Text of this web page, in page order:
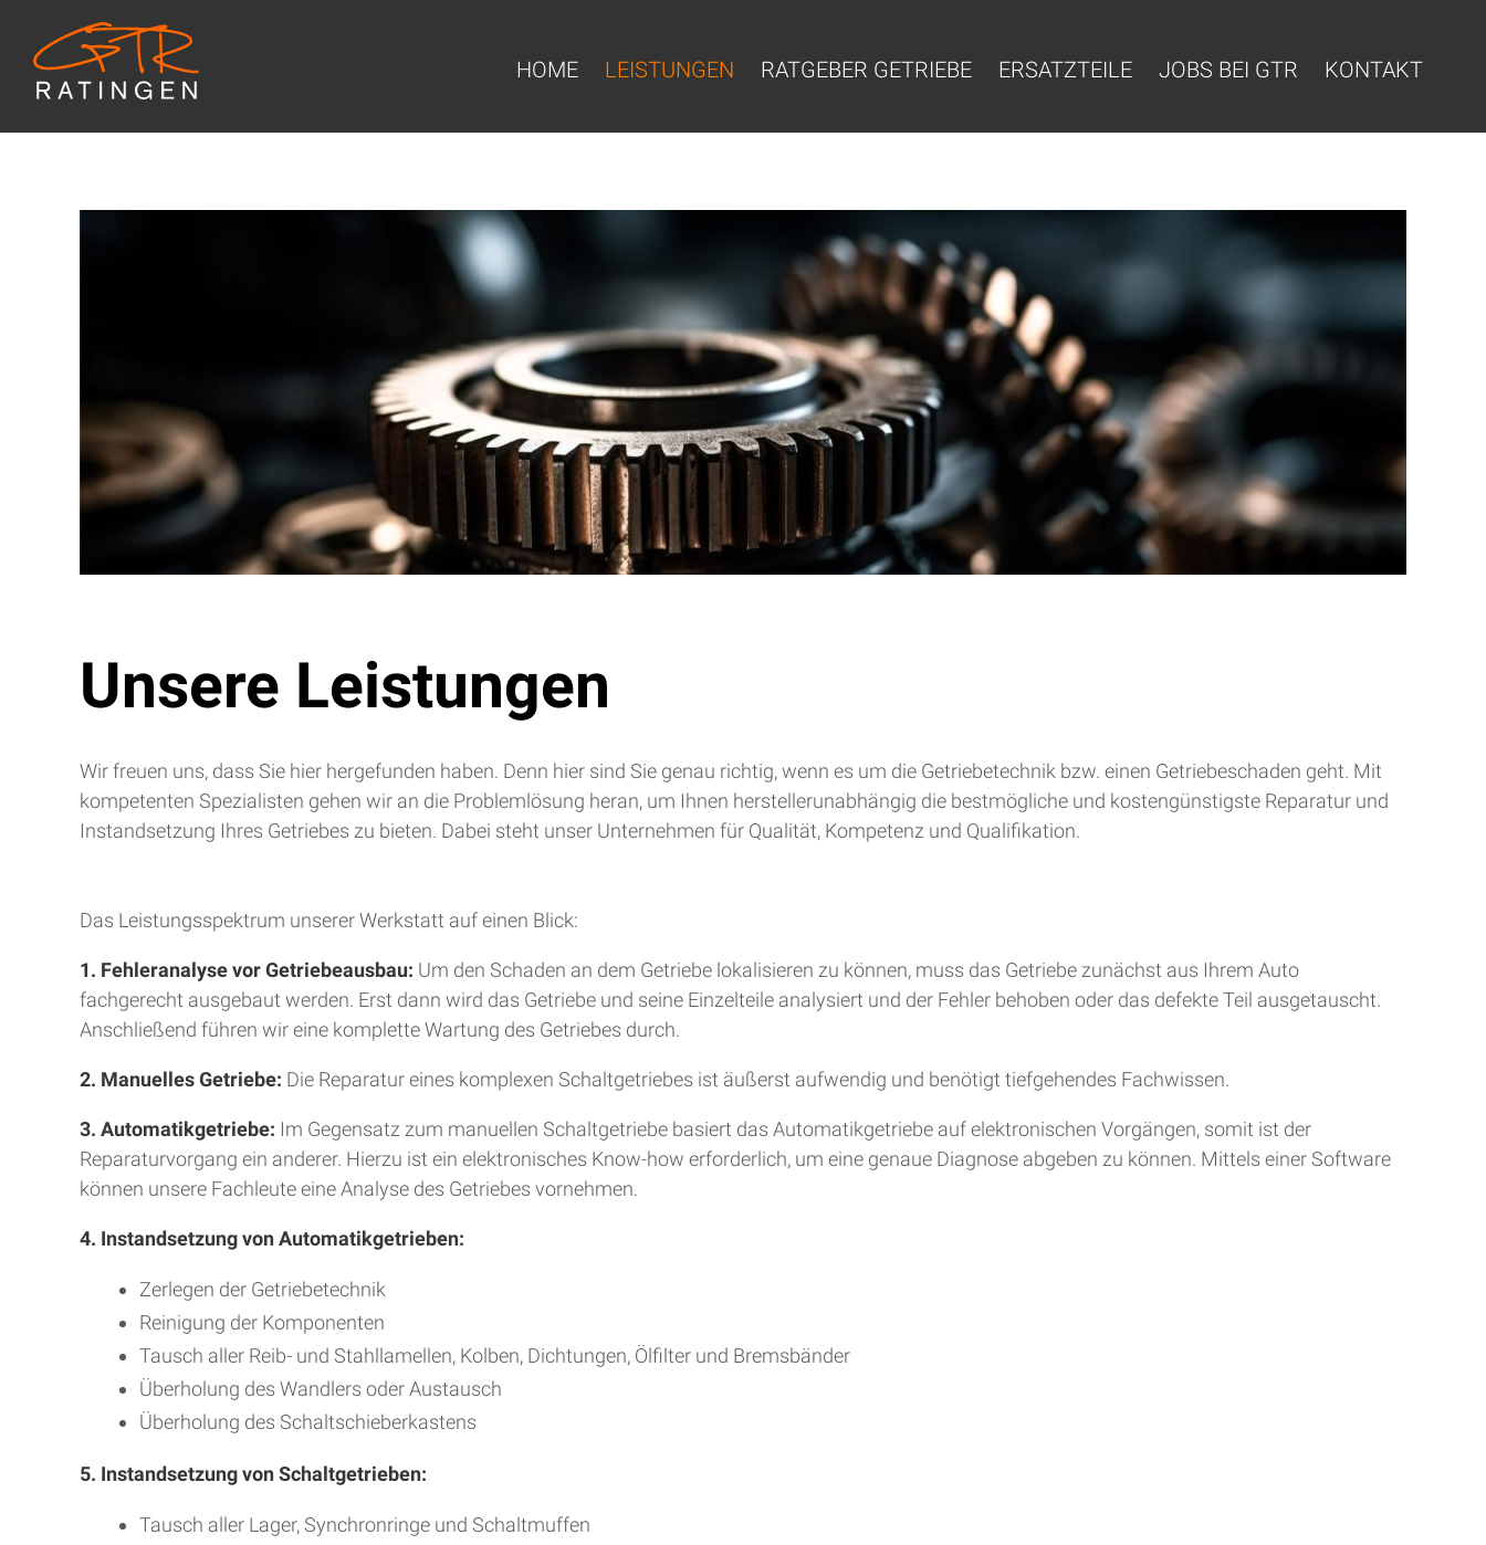
HOME LEISTUNGEN RATGEBER GETRIEBE ERSATZTEILE JOBS BEI GTR KONTAKT
Unsere Leistungen
Wir freuen uns, dass Sie hier hergefunden haben. Denn hier sind Sie genau richtig, wenn es um die Getriebetechnik bzw. einen Getriebeschaden geht. Mit
kompetenten Spezialisten gehen wir an die Problemlösung heran, um Ihnen herstellerunabhängig die bestmögliche und kostengünstigste Reparatur und
Instandsetzung Ihres Getriebes zu bieten. Dabei steht unser Unternehmen für Qualität, Kompetenz und Qualifikation.
Das Leistungsspektrum unserer Werkstatt auf einen Blick:
1. Fehleranalyse vor Getriebeausbau: Um den Schaden an dem Getriebe lokalisieren zu können, muss das Getriebe zunächst aus Ihrem Auto
fachgerecht ausgebaut werden. Erst dann wird das Getriebe und seine Einzelteile analysiert und der Fehler behoben oder das defekte Teil ausgetauscht.
Anschließend führen wir eine komplette Wartung des Getriebes durch.
2. Manuelles Getriebe: Die Reparatur eines komplexen Schaltgetriebes ist äußerst aufwendig und benötigt tiefgehendes Fachwissen.
3. Automatikgetriebe: Im Gegensatz zum manuellen Schaltgetriebe basiert das Automatikgetriebe auf elektronischen Vorgängen, somit ist der
Reparaturvorgang ein anderer. Hierzu ist ein elektronisches Know-how erforderlich, um eine genaue Diagnose abgeben zu können. Mittels einer Software
können unsere Fachleute eine Analyse des Getriebes vornehmen.
4. Instandsetzung von Automatikgetrieben:
Zerlegen der Getriebetechnik
Reinigung der Komponenten
Tausch aller Reib- und Stahllamellen, Kolben, Dichtungen, Ölfilter und Bremsbänder
Überholung des Wandlers oder Austausch
Überholung des Schaltschieberkastens
5. Instandsetzung von Schaltgetrieben:
Tausch aller Lager, Synchronringe und Schaltmuffen